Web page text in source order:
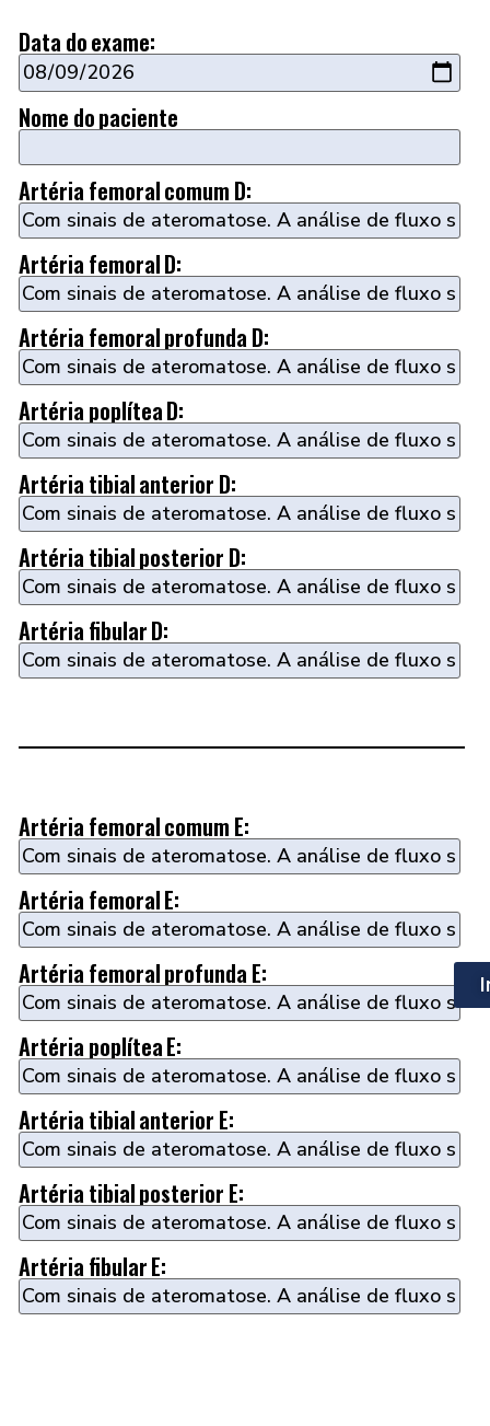
Data do exame:
Nome do paciente
Artéria femoral comum D:
Artéria femoral D:
Artéria femoral profunda D:
Artéria poplítea D:
Artéria tibial anterior D:
Artéria tibial posterior D:
Artéria fibular D:
Artéria femoral comum E:
Artéria femoral E:
Artéria femoral profunda E:
Artéria poplítea E:
Artéria tibial anterior E:
Artéria tibial posterior E:
Artéria fibular E: